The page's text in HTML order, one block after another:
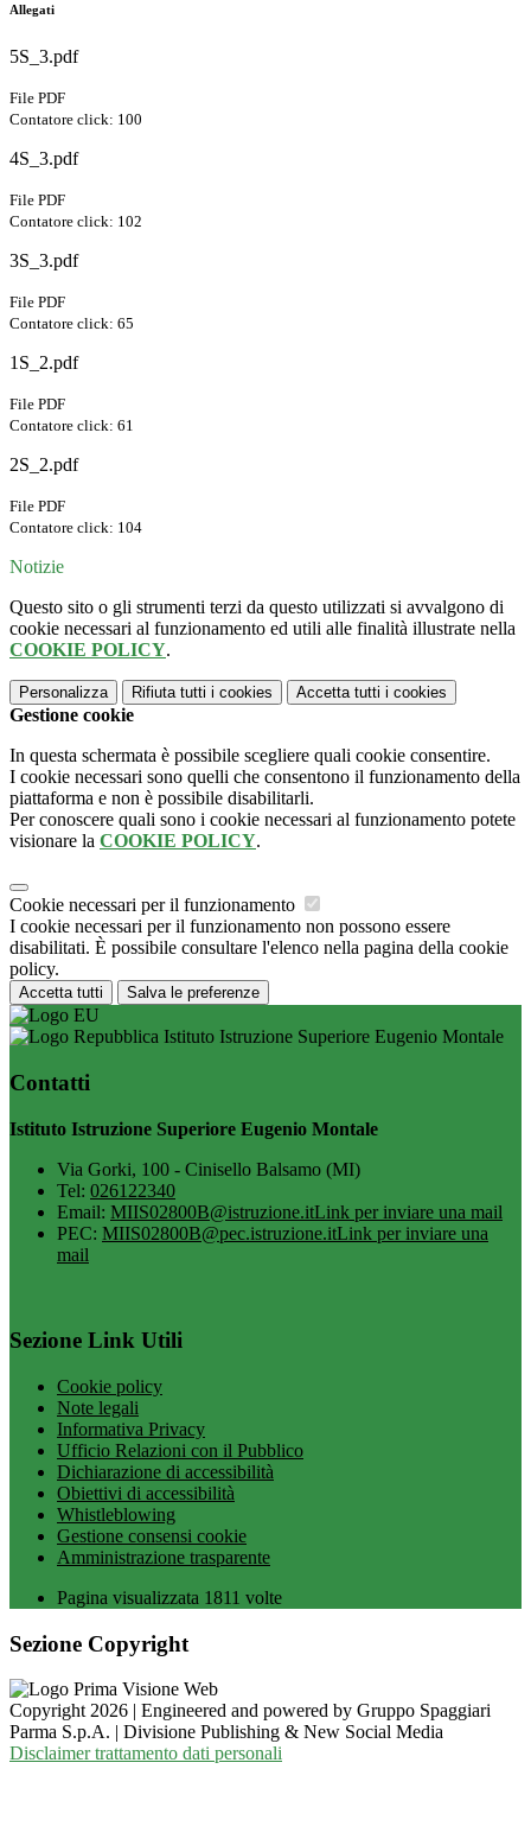
Allegati
5S_3.pdf
File PDF
Contatore click: 100
4S_3.pdf
File PDF
Contatore click: 102
3S_3.pdf
File PDF
Contatore click: 65
1S_2.pdf
File PDF
Contatore click: 61
2S_2.pdf
File PDF
Contatore click: 104
Notizie
Questo sito o gli strumenti terzi da questo utilizzati si avvalgono di
cookie necessari al funzionamento ed utili alle finalità illustrate nella
COOKIE POLICY.
Personalizza Rifiuta tutti i cookies Accetta tutti i cookies
Gestione cookie
In questa schermata è possibile scegliere quali cookie consentire.
I cookie necessari sono quelli che consentono il funzionamento della
piattaforma e non è possibile disabilitarli.
Per conoscere quali sono i cookie necessari al funzionamento potete
visionare la COOKIE POLICY.
Cookie necessari per il funzionamento
I cookie necessari per il funzionamento non possono essere
disabilitati. È possibile consultare l'elenco nella pagina della cookie
policy.
Accetta tutti Salva le preferenze
Istituto Istruzione Superiore Eugenio Montale
Contatti
Istituto Istruzione Superiore Eugenio Montale
Via Gorki, 100 - Cinisello Balsamo (MI)
Tel: 026122340
Email: MIIS02800B@istruzione.itLink per inviare una mail
PEC: MIIS02800B@pec.istruzione.itLink per inviare una
mail
Sezione Link Utili
Cookie policy
Note legali
Informativa Privacy
Ufficio Relazioni con il Pubblico
Dichiarazione di accessibilità
Obiettivi di accessibilità
Whistleblowing
Gestione consensi cookie
Amministrazione trasparente
Pagina visualizzata 1811 volte
Sezione Copyright
Copyright 2026 | Engineered and powered by Gruppo Spaggiari
Parma S.p.A. | Divisione Publishing & New Social Media
Disclaimer trattamento dati personali